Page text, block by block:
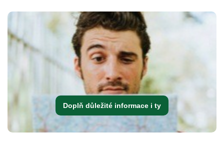
Doplň důležité informace i ty